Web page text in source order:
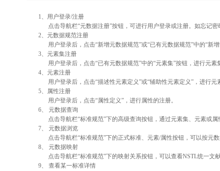
1、用户登录/注册
点击导航栏“元数据注册”按钮，可进行用户登录或注册。如忘记
2、元数据规范注册
用户登录后，点击“新增元数据规范”或“已有元数据规范”中的“新
3、元素集注册
用户登录后，点击“已有元数据规范”中的“元素集”按钮，进行元素
4、元素注册
用户登录后，点击“描述性元素定义”或“辅助性元素定义”，进行元
5、属性注册
用户登录后，点击“属性定义”，进行属性的注册。
6、 元数据查询
点击导航栏“标准规范”下的高级查询按钮，通过元素集、元素或
7、 元数据浏览
点击导航栏“标准规范”下的正式标准、元素/属性按钮，可以按元
8、 元数据映射
点击导航栏“标准规范”下的映射关系按钮，可以查看NSTL统一文
9、 查看某一标准详情